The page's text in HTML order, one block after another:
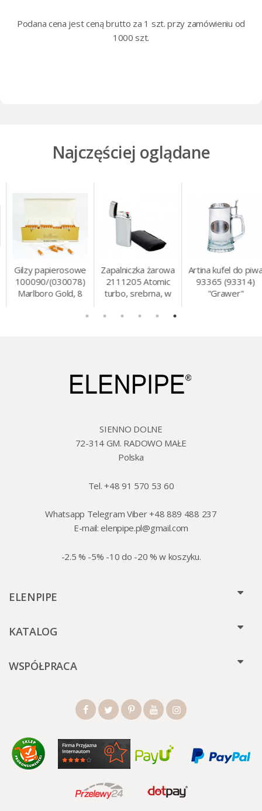
Podana cena jest ceną brutto za 1 szt. przy zamówieniu od
1000 szt.
Najczęściej oglądane
Gilzy papierosowe
100090/(030078)
Marlboro Gold, 8
Zapalniczka żarowa
2111205 Atomic
turbo, srebrna, w
Artina kufel do piwa
93365 (93314)
"Grawer"
SIENNO DOLNE
72-314 GM. RADOWO MAŁE
Polska
Tel. +48 91 570 53 60
Whatsapp Telegram Viber +48 889 488 237
E-mail:elenpipe.pl@gmail.com
-2.5 % -5% -10 do -20 % w koszyku.
ELENPIPE
KATALOG
WSPÓŁPRACA